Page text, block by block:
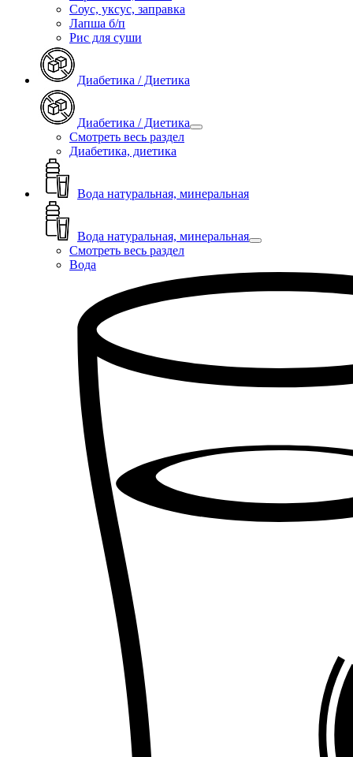
Соус, уксус, заправка
Лапша б/п
Рис для суши
Диабетика / Диетика
Диабетика / Диетика
Смотреть весь раздел
Диабетика, диетика
Вода натуральная, минеральная
Вода натуральная, минеральная
Смотреть весь раздел
Вода